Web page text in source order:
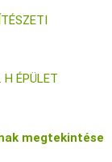
H ÉPÜLET
megtekintése